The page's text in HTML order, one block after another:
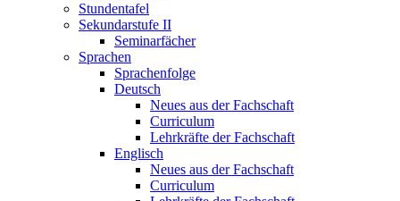
Stundentafel
Sekundarstufe II
Seminarfächer
Sprachen
Sprachenfolge
Deutsch
Neues aus der Fachschaft
Curriculum
Lehrkräfte der Fachschaft
Englisch
Neues aus der Fachschaft
Curriculum